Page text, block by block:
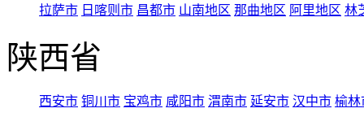
拉萨市 日喀则市 昌都市 山南地区 那曲地区 阿里地区 林
陕西省
西安市 铜川市 宝鸡市 咸阳市 渭南市 延安市 汉中市 榆林